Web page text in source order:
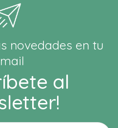
novedades en tu
al